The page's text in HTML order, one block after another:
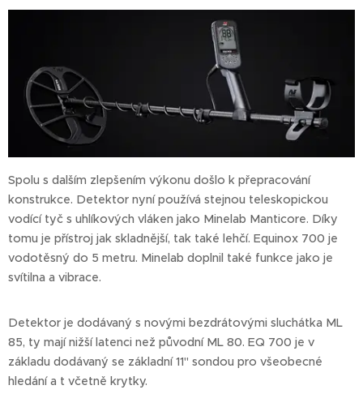
Spolu s dalším zlepšením výkonu došlo k přepracování
konstrukce. Detektor nyní používá stejnou teleskopickou
vodící tyč s uhlíkových vláken jako Minelab Manticore. Díky
tomu je přístroj jak skladnější, tak také lehčí. Equinox 700 je
vodotěsný do 5 metru. Minelab doplnil také funkce jako je
svítilna a vibrace.
Detektor je dodávaný s novými bezdrátovými sluchátka ML
85, ty mají nižší latenci než původní ML 80. EQ 700 je v
základu dodávaný se základní 11" sondou pro všeobecné
hledání a t včetně krytky.